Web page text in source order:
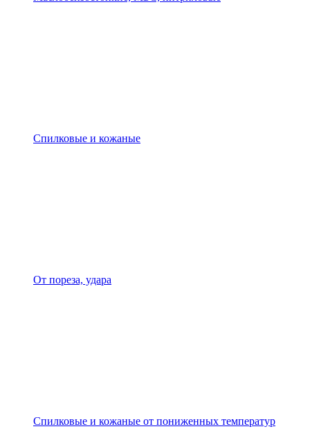
Спилковые и кожаные
От пореза, удара
Спилковые и кожаные от пониженных температур